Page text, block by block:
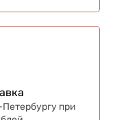
при